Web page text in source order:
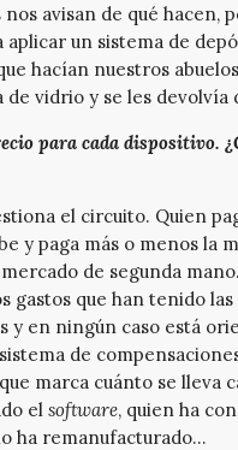
avisan de qué hacen,
aplicar un sistema de
hacían nuestros
de vidrio y se les devolvía
para cada dispositivo.
el circuito. Quien
y paga más o menos la
de segunda
gastos que han tenido las
y en ningún caso está
de
marca cuánto se lleva
el software, quien ha
ha remanufacturado…